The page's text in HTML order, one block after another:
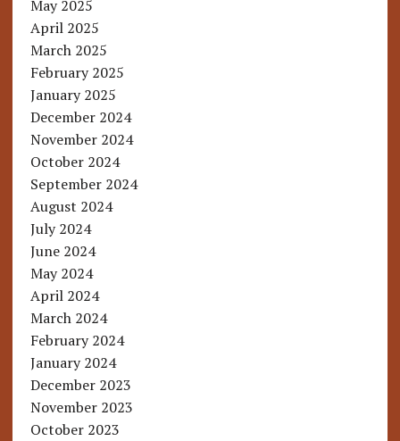
May 2025
April 2025
March 2025
February 2025
January 2025
December 2024
November 2024
October 2024
September 2024
August 2024
July 2024
June 2024
May 2024
April 2024
March 2024
February 2024
January 2024
December 2023
November 2023
October 2023